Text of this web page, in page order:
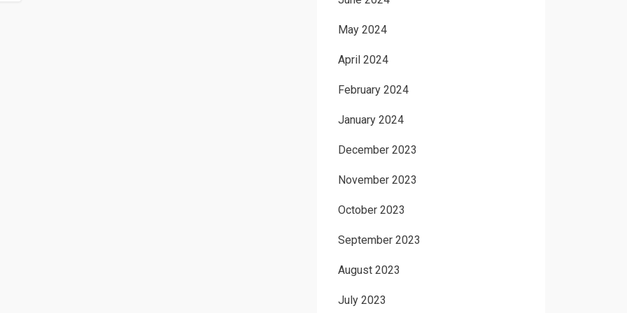
May 2024
April 2024
February 2024
January 2024
December 2023
November 2023
October 2023
September 2023
August 2023
July 2023